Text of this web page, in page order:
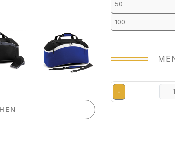
50
100
-